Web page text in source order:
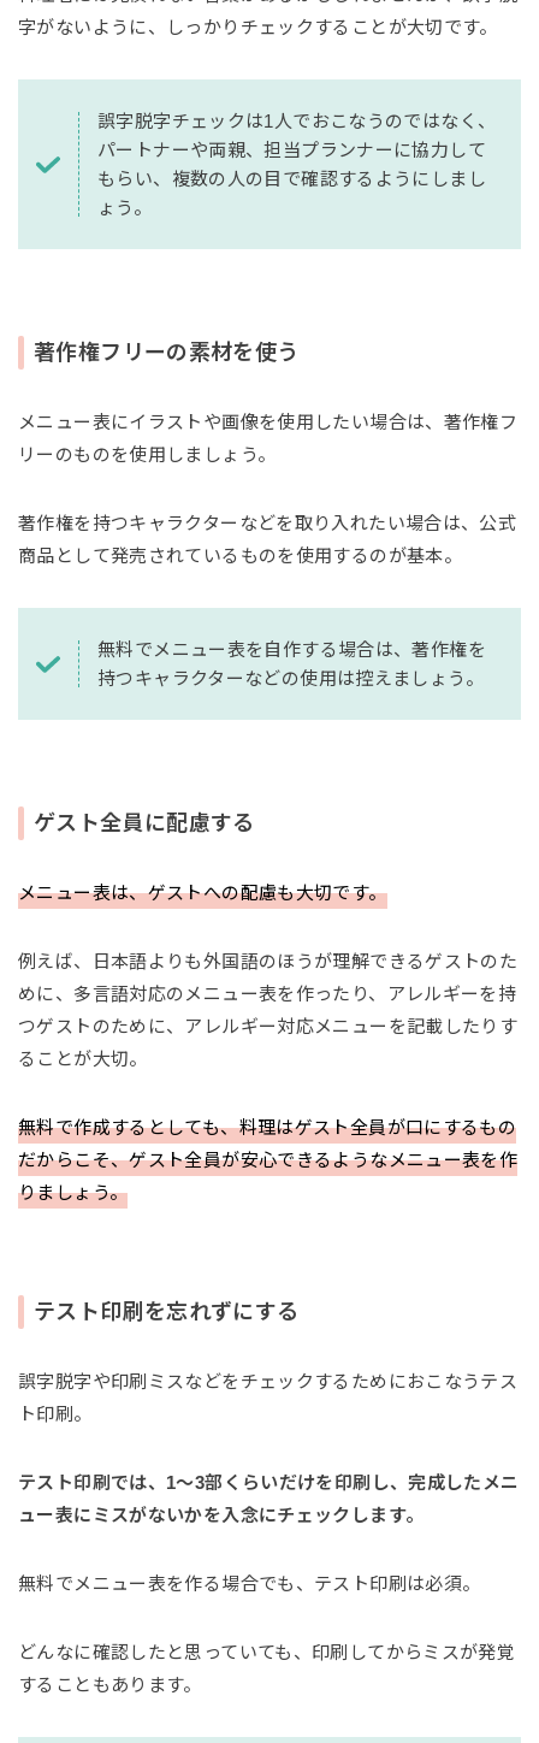
字がないように、しっかりチェックすることが大切です。
誤字脱字チェックは1人でおこなうのではなく、
パートナーや両親、担当プランナーに協力して
もらい、複数の人の目で確認するようにしまし
ょう。
著作権フリーの素材を使う
メニュー表にイラストや画像を使用したい場合は、著作権フ
リーのものを使用しましょう。
著作権を持つキャラクターなどを取り入れたい場合は、公式
商品として発売されているものを使用するのが基本。
無料でメニュー表を自作する場合は、著作権を
持つキャラクターなどの使用は控えましょう。
ゲスト全員に配慮する
メニュー表は、ゲストへの配慮も大切です。
例えば、日本語よりも外国語のほうが理解できるゲストのた
めに、多言語対応のメニュー表を作ったり、アレルギーを持
つゲストのために、アレルギー対応メニューを記載したりす
ることが大切。
無料で作成するとしても、料理はゲスト全員が口にするもの
だからこそ、ゲスト全員が安心できるようなメニュー表を作
りましょう。
テスト印刷を忘れずにする
誤字脱字や印刷ミスなどをチェックするためにおこなうテス
ト印刷。
テスト印刷では、1〜3部くらいだけを印刷し、完成したメニ
ュー表にミスがないかを入念にチェックします。
無料でメニュー表を作る場合でも、テスト印刷は必須。
どんなに確認したと思っていても、印刷してからミスが発覚
することもあります。